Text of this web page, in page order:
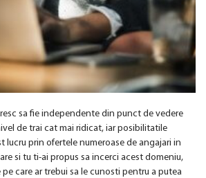
sa fie independente din punct de vedere
de trai cat mai ridicat, iar posibilitatile
lucru prin ofertele numeroase de angajari in
si tu ti-ai propus sa incerci acest domeniu,
care ar trebui sa le cunosti pentru a putea